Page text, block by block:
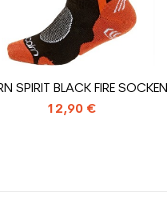
SPIRIT BLACK FIRE SOCKEN
12,90 €